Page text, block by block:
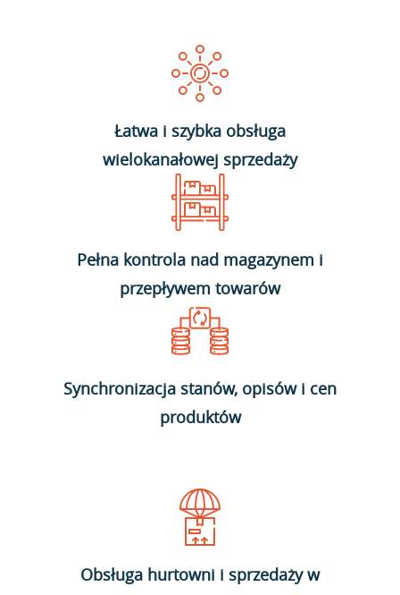
Łatwa i szybka obsługa
wielokanałowej sprzedaży
Pełna kontrola nad magazynem i
przepływem towarów
Synchronizacja stanów, opisów i cen
produktów
Obsługa hurtowni i sprzedaży w